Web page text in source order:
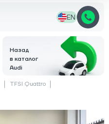
EN
Назад
в каталог
Audi
TFSI Quattro